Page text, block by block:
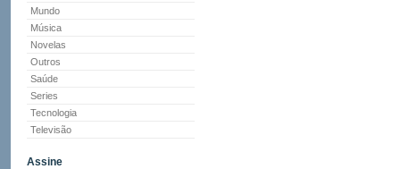
Mundo
Música
Novelas
Outros
Saúde
Series
Tecnologia
Televisão
Assine